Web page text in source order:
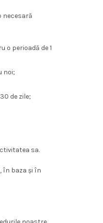
necesară
perioadă de 1
noi;
de zile;
sa.
în baza și în